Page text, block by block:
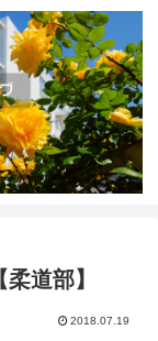
道部】
2018.07.19